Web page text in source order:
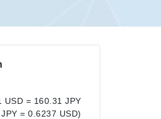
USD = 160.31 JPY
= 0.6237 USD)